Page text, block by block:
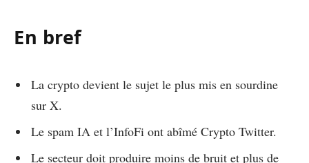
En bref
La crypto devient le sujet le plus mis en sourdine
sur X.
Le spam IA et l’InfoFi ont abîmé Crypto Twitter.
Le secteur doit produire moins de bruit et plus de